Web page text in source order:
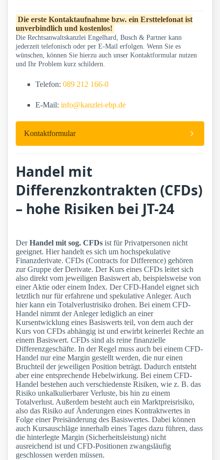
Die erste Kontaktaufnahme bzw. ein Ersttelefonat ist
unverbindlich und kostenlos!
Die Rechtsanwaltskanzlei Engelhard, Busch & Partner kann
jederzeit telefonisch oder per E-Mail erfolgen. Wenn Sie es
wünschen, können Sie hierzu auch unser Kontaktformular nutzen
und Ihr Problem kurz schildern.
Telefon: 089 212 166-0
E-Mail: info@kanzlei-ebp.de
Kontaktformular
Handel mit
Differenzkontrakten (CFDs)
– hohe Risiken bei JT-24
DerHandel mit sog. CFDs ist für Privatpersonen nicht
geeignet. Hier handelt es sich um hochspekulative
Finanzderivate. CFDs (Contracts for Difference) gehören
zur Gruppe der Derivate. Der Kurs eines CFDs leitet sich
also direkt vom jeweiligen Basiswert ab, beispielsweise von
einer Aktie oder einem Index. Der CFD-Handel eignet sich
letztlich nur für erfahrene und spekulative Anleger. Auch
hier kann ein Totalverlustrisiko drohen. Bei einem CFD-
Handel nimmt der Anleger lediglich an einer
Kursentwicklung eines Basiswerts teil, von dem auch der
Kurs von CFDs abhängig ist und erwirbt keinerlei Rechte an
einem Basiswert. CFDs sind als reine finanzielle
Differenzgeschäfte. In der Regel muss auch bei einem CFD-
Handel nur eine Margin gestellt werden, die nur einen
Bruchteil der jeweiligen Position beträgt. Dadurch entsteht
aber eine entsprechende Hebelwirkung. Bei einem CFD-
Handel bestehen auch verschiedenste Risiken, wie z. B. das
Risiko unkalkulierbarer Verluste, bis hin zu einem
Totalverlust. Außerdem besteht auch ein Marktpreisrisiko,
also das Risiko auf Änderungen eines Kontraktwertes in
Folge einer Preisänderung des Basiswertes. Dabei können
auch Kursauschläge innerhalb eines Tages dazu führen, dass
die hinterlegte Margin (Sicherheitsleistung) nicht
ausreichend ist und CFD-Positionen zwangsläufig
geschlossen werden müssen.